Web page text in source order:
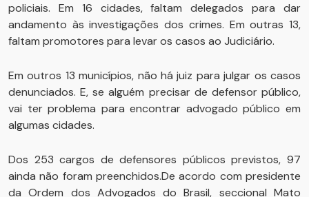
policiais. Em 16 cidades, faltam delegados para dar
andamento às investigações dos crimes. Em outras 13,
faltam promotores para levar os casos ao Judiciário.
Em outros 13 municípios, não há juiz para julgar os casos
denunciados. E, se alguém precisar de defensor público,
vai ter problema para encontrar advogado público em
algumas cidades.
Dos 253 cargos de defensores públicos previstos, 97
ainda não foram preenchidos.De acordo com presidente
da Ordem dos Advogados do Brasil, seccional Mato